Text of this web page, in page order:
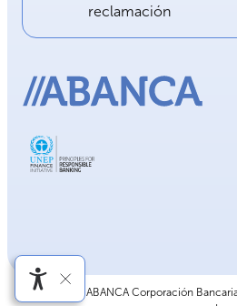
reclamación
©2026 ABANCA Corporación